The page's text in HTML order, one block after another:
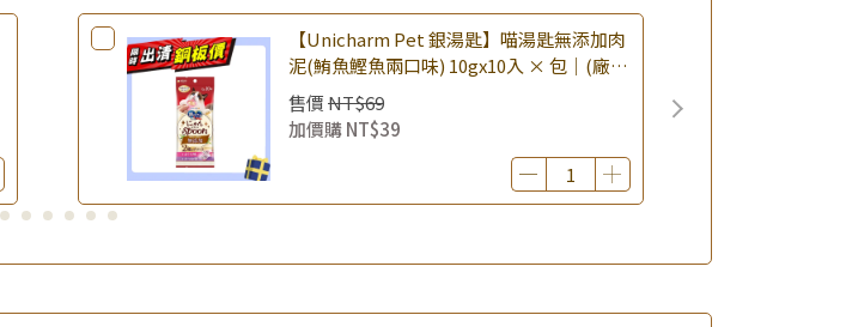
【Unicharm Pet 銀湯匙】喵湯匙無添加肉
泥(鮪魚鰹魚兩口味) 10gx10入 × 包｜(廠效
期20260819) 貓肉泥 貓點心 肉泥條｜即期
品
售價NT$69
加價購NT$39